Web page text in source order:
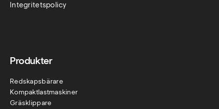
Integritetspolicy
Produkter
Redskapsbärare
Kompaktlastmaskiner
Gräsklippare